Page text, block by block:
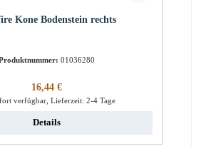
Kone Bodenstein rechts
01036280
Regulärer Preis:
16,44 €
verfügbar, Lieferzeit: 2-4 Tage
Details